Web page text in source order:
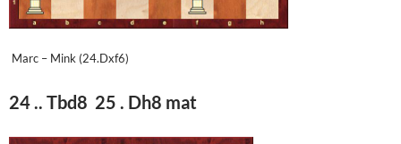
Marc – Mink (24.Dxf6)
24 .. Tbd8 25 . Dh8 mat